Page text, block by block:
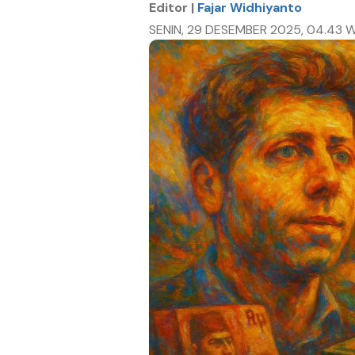
Editor | Fajar Widhiyanto
SENIN, 29 DESEMBER 2025, 04.43